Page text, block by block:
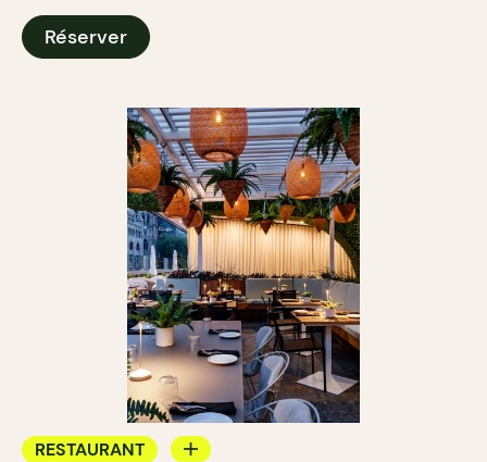
Réserver
RESTAURANT